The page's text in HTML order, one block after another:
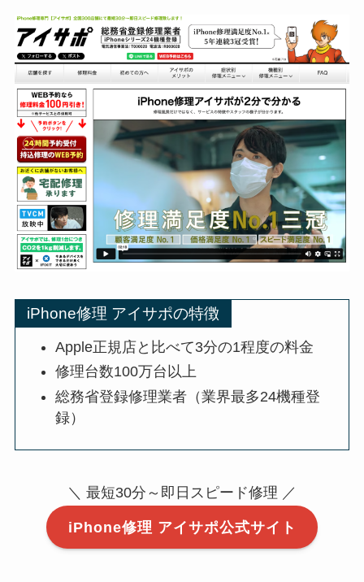
iPhone修理 アイサポの特徴
Apple正規店と比べて3分の1程度の料金
修理台数100万台以上
総務省登録修理業者（業界最多24機種登
録）
＼ 最短30分～即日スピード修理 ／
iPhone修理 アイサポ公式サイト